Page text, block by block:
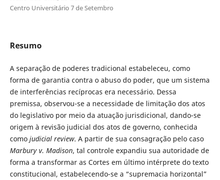
Centro Universitário 7 de Setembro
Resumo
A separação de poderes tradicional estabeleceu, como
forma de garantia contra o abuso do poder, que um sistema
de interferências recíprocas era necessário. Dessa
premissa, observou-se a necessidade de limitação dos atos
do legislativo por meio da atuação jurisdicional, dando-se
origem à revisão judicial dos atos de governo, conhecida
como judicial review. A partir de sua consagração pelo caso
Marbury v. Madison, tal controle expandiu sua autoridade de
forma a transformar as Cortes em último intérprete do texto
constitucional, estabelecendo-se a “supremacia horizontal”